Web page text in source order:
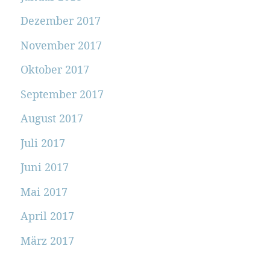
Dezember 2017
November 2017
Oktober 2017
September 2017
August 2017
Juli 2017
Juni 2017
Mai 2017
April 2017
März 2017